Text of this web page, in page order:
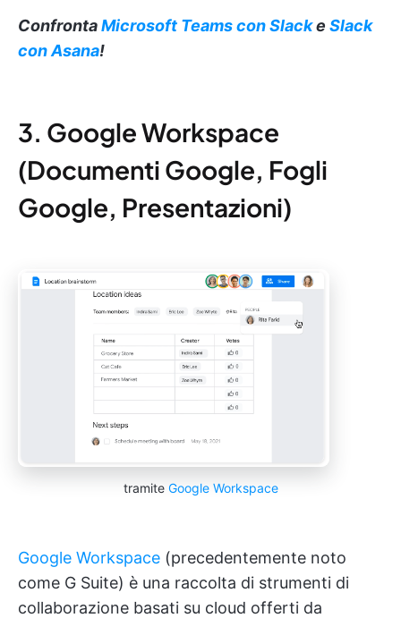
ConfrontaMicrosoft Teams con Slacke Slack
con Asana!
3. Google Workspace
(Documenti Google, Fogli
Google, Presentazioni)
tramite Google Workspace
Google Workspace (precedentemente noto
come G Suite) è una raccolta di strumenti di
collaborazione basati su cloud offerti da